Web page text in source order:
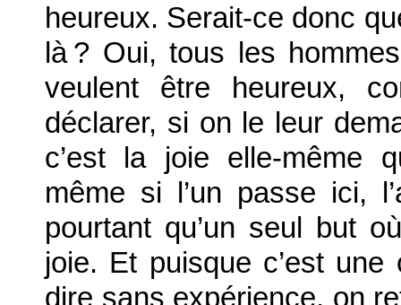
heureux. Serait-ce donc
là ? Oui, tous les
veulent être heureux,
déclarer, si on le leur
c’est la joie elle-même
même si l’un passe ici,
pourtant qu’un seul but
joie. Et puisque c’est
dire sans expérience, on